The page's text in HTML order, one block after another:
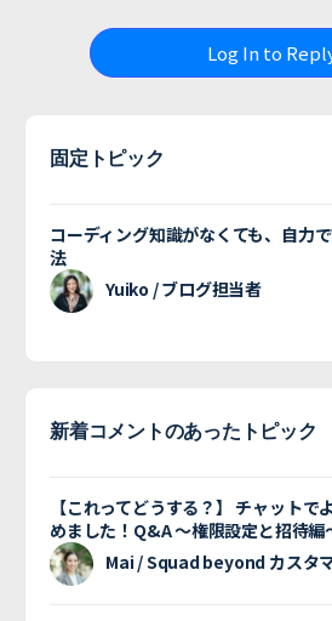
Log In to
固定トピック
コーディング知識がなくても、自力
法
Yuiko / ブログ担当者
新着コメントのあったトピック
【これってどうする？】 チャットで
めました！Q&A 〜権限設定と招待編
Mai / Squad beyond カスタ